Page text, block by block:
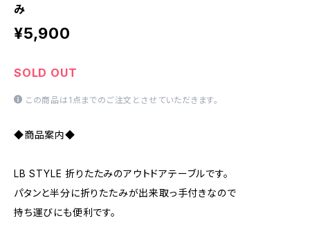
み
¥5,900
SOLD OUT
この商品は1点までのご注文とさせていただきます。
◆商品案内◆
LB STYLE 折りたたみのアウトドアテーブルです。
パタンと半分に折りたたみが出来取っ手付きなので
持ち運びにも便利です。